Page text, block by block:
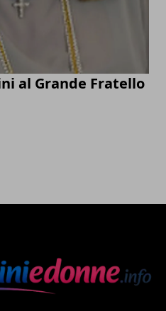
al Grande Fratello